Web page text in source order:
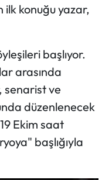
ilk konuğu yazar,
başlıyor.
arasında
senarist ve
düzenlenecek
Ekim saat
başlığıyla